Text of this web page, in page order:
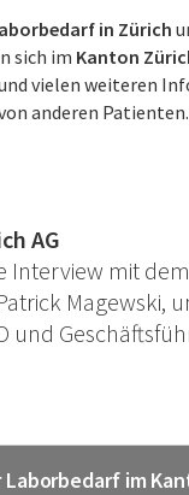
in Zürich
sich im Kanton
vielen weiteren
anderen Patienten.
AG
Interview mit
Magewski,
und
im